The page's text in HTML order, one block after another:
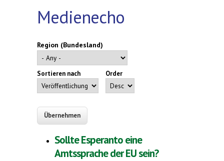
Medienecho
Region (Bundesland)
Sortieren nach Order
Sollte Esperanto eine
Amtssprache der EU sein?